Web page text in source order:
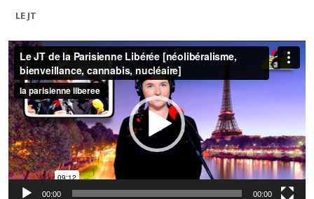
LE JT
Lecteur
vidéo
00:00 00:00